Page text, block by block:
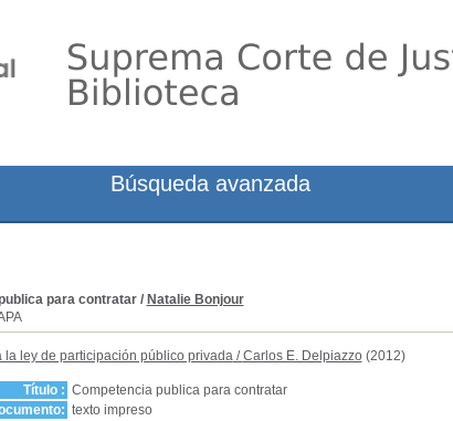
para contratar/ Natalie Bonjour
la ley de participación público privada/Carlos E. Delpiazzo(2012)
Título : Competencia publica para contratar
texto impreso
Búsqueda avanzada